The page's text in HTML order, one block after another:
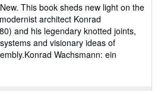
This book sheds new light on the
architect Konrad
and his legendary knotted joints,
and visionary ideas of
Wachsmann: ein